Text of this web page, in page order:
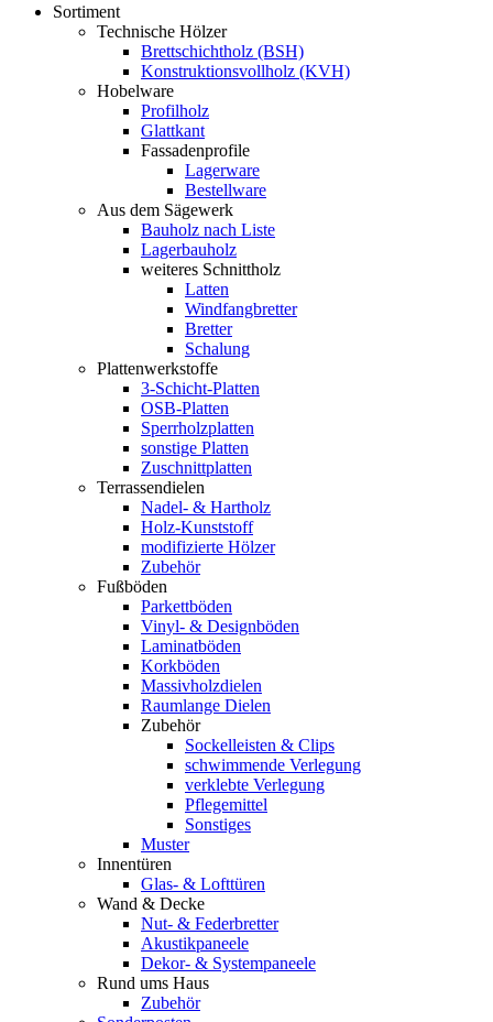
Sortiment
Technische Hölzer
Brettschichtholz (BSH)
Konstruktionsvollholz (KVH)
Hobelware
Profilholz
Glattkant
Fassadenprofile
Lagerware
Bestellware
Aus dem Sägewerk
Bauholz nach Liste
Lagerbauholz
weiteres Schnittholz
Latten
Windfangbretter
Bretter
Schalung
Plattenwerkstoffe
3-Schicht-Platten
OSB-Platten
Sperrholzplatten
sonstige Platten
Zuschnittplatten
Terrassendielen
Nadel- & Hartholz
Holz-Kunststoff
modifizierte Hölzer
Zubehör
Fußböden
Parkettböden
Vinyl- & Designböden
Laminatböden
Korkböden
Massivholzdielen
Raumlange Dielen
Zubehör
Sockelleisten & Clips
schwimmende Verlegung
verklebte Verlegung
Pflegemittel
Sonstiges
Muster
Innentüren
Glas- & Lofttüren
Wand & Decke
Nut- & Federbretter
Akustikpaneele
Dekor- & Systempaneele
Rund ums Haus
Zubehör